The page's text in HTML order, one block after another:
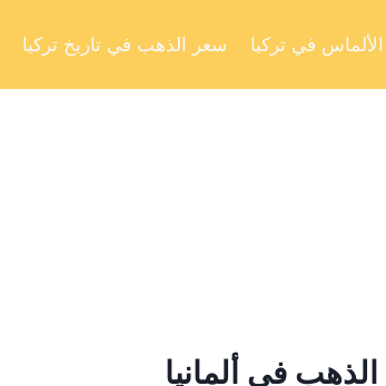
سعر الذهب في تاريخ تركيا في تركيا
في ألمانيا